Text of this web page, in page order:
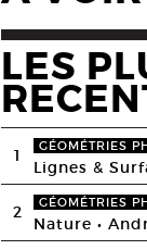
LES
1 GÉOMÉTRIES
Lignes &
2 GÉOMÉTRIES
Nature •